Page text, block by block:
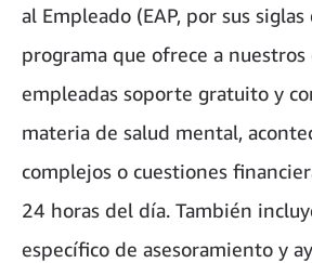
al Empleado (EAP, por sus
programa que ofrece a
empleadas soporte gratuito y
materia de salud mental,
complejos o cuestiones
24 horas del día. También
específico de asesoramiento y